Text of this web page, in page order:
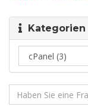
Kategorien